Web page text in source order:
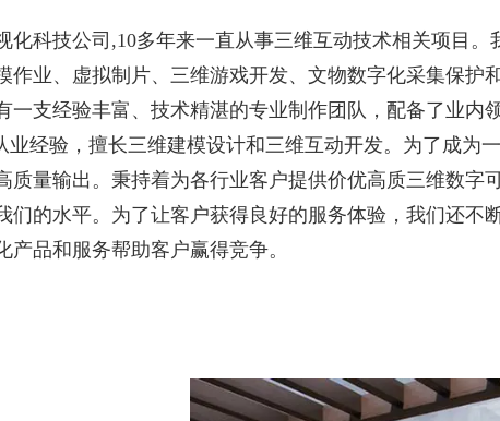
科技公司,10多年来一直从事三维互动技术相关项目
作业、虚拟制片、三维游戏开发、文物数字化采集保护
支经验丰富、技术精湛的专业制作团队，配备了业内
经验，擅长三维建模设计和三维互动开发。为了成为
质量输出。秉持着为各行业客户提供价优高质三维数字
们的水平。为了让客户获得良好的服务体验，我们还不
品和服务帮助客户赢得竞争。